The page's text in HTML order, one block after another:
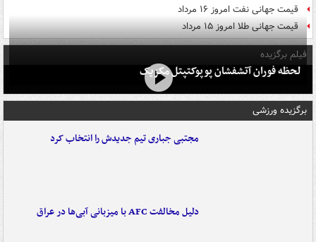
قیمت جهانی نفت امروز ۱۶ مرداد
قیمت جهانی طلا امروز ۱۵ مرداد
فیلم برگزیده
لحظه فوران آتشفشان پوپوکتپتل مکزیک
برگزیده ورزشی
مجتبی جباری تیم جدیدش را انتخاب کرد
دلیل مخالفت AFC با میزبانی آبی‌ها در عراق